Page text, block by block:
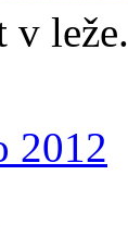
v leže.
2012